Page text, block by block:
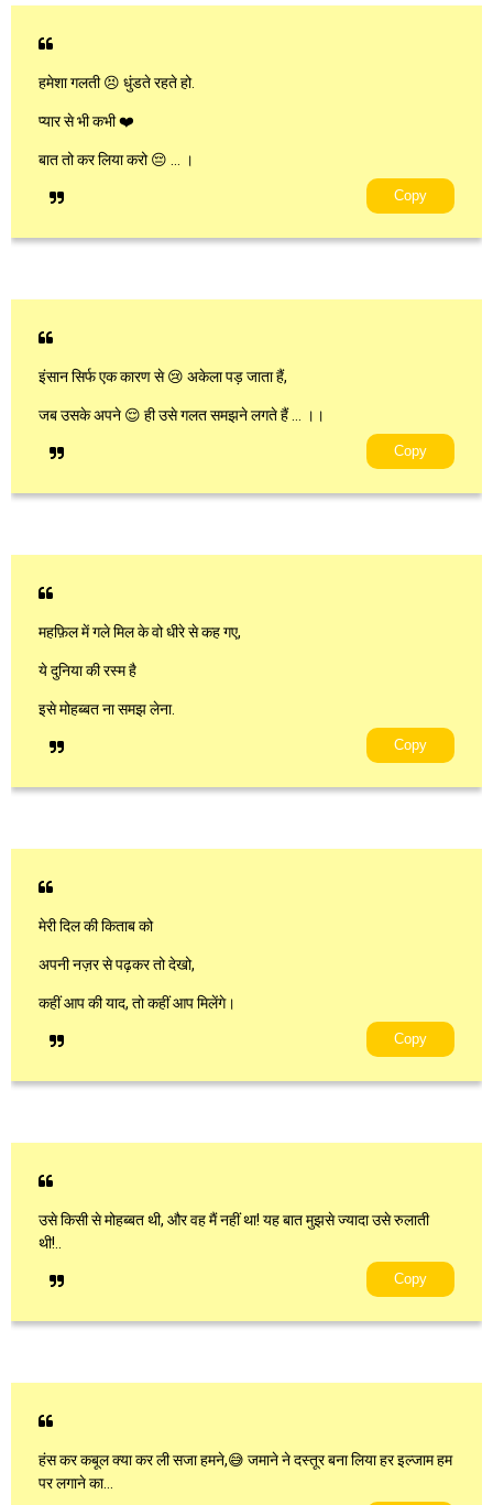
हमेशा गलती 😣 धुंडते रहते हो.
प्यार से भी कभी ❤️
बात तो कर लिया करो 😔 … ।
Copy
इंसान सिर्फ एक कारण से 😢 अकेला पड़ जाता हैं,
जब उसके अपने 😌 ही उसे गलत समझने लगते हैं … ।।
Copy
महफ़िल में गले मिल के वो धीरे से कह गए,
ये दुनिया की रस्म है
इसे मोहब्बत ना समझ लेना.
Copy
मेरी दिल की किताब को
अपनी नज़र से पढ़कर तो देखो,
कहीं आप की याद, तो कहीं आप मिलेंगे।
Copy
उसे किसी से मोहब्बत थी, और वह मैं नहीं था! यह बात मुझसे ज्यादा उसे रुलाती
थी!..
Copy
हंस कर कबूल क्या कर ली सजा हमने,😅 जमाने ने दस्तूर बना लिया हर इल्जाम हम
पर लगाने का…